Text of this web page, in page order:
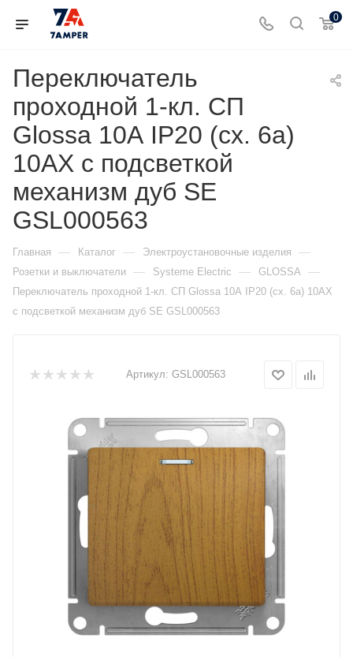
0
Переключатель
проходной 1-кл. СП
Glossa 10А IP20 (сх. 6а)
10AX с подсветкой
механизм дуб SE
GSL000563
Главная — Каталог — Электроустановочные изделия —
Розетки и выключатели — Systeme Electric — GLOSSA —
Переключатель проходной 1-кл. СП Glossa 10А IP20 (сх. 6а) 10AX
с подсветкой механизм дуб SE GSL000563
Артикул: GSL000563